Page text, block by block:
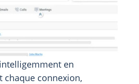
en
chaque connexion,